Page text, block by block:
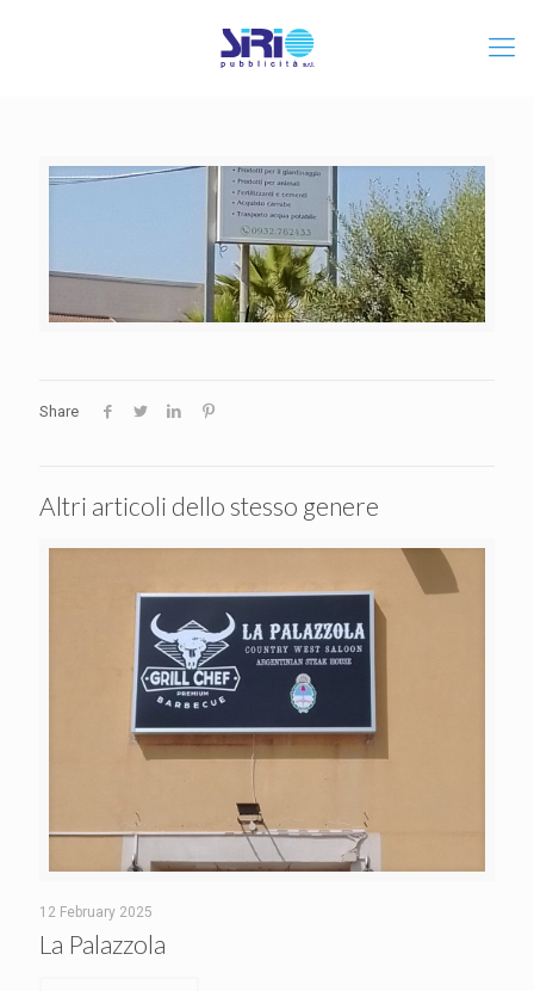
Share
Altri articoli dello stesso genere
12 February 2025
La Palazzola